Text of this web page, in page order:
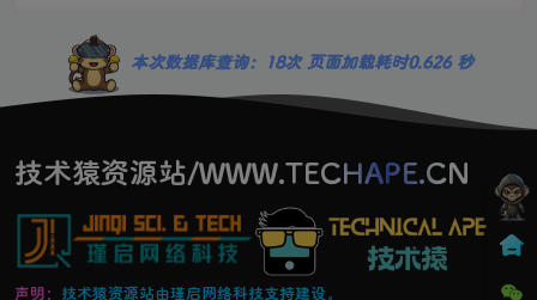
本次数据库查询：18次 页面加载耗时0.626 秒
技术猿资源站/WWW.TECHAPE.CN
声明： 技术猿资源站由瑾启网络科技支持建设。